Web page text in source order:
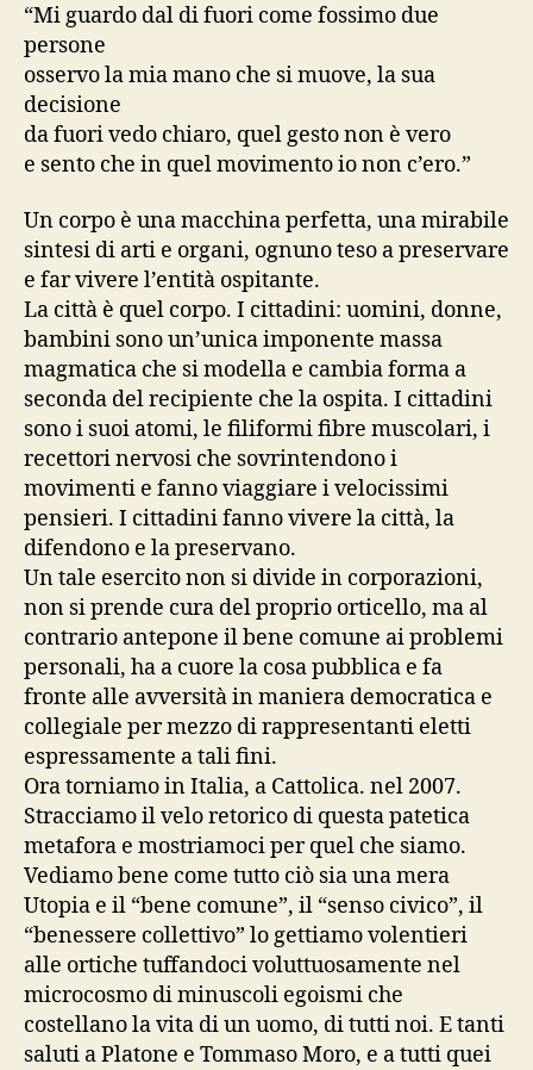
“Mi guardo dal di fuori come fossimo due
persone
osservo la mia mano che si muove, la sua
decisione
da fuori vedo chiaro, quel gesto non è vero
e sento che in quel movimento io non c’ero.”
Un corpo è una macchina perfetta, una mirabile
sintesi di arti e organi, ognuno teso a preservare
e far vivere l’entità ospitante.
La città è quel corpo. I cittadini: uomini, donne,
bambini sono un’unica imponente massa
magmatica che si modella e cambia forma a
seconda del recipiente che la ospita. I cittadini
sono i suoi atomi, le filiformi fibre muscolari, i
recettori nervosi che sovrintendono i
movimenti e fanno viaggiare i velocissimi
pensieri. I cittadini fanno vivere la città, la
difendono e la preservano.
Un tale esercito non si divide in corporazioni,
non si prende cura del proprio orticello, ma al
contrario antepone il bene comune ai problemi
personali, ha a cuore la cosa pubblica e fa
fronte alle avversità in maniera democratica e
collegiale per mezzo di rappresentanti eletti
espressamente a tali fini.
Ora torniamo in Italia, a Cattolica. nel 2007.
Stracciamo il velo retorico di questa patetica
metafora e mostriamoci per quel che siamo.
Vediamo bene come tutto ciò sia una mera
Utopia e il “bene comune”, il “senso civico”, il
“benessere collettivo” lo gettiamo volentieri
alle ortiche tuffandoci voluttuosamente nel
microcosmo di minuscoli egoismi che
costellano la vita di un uomo, di tutti noi. E tanti
saluti a Platone e Tommaso Moro, e a tutti quei